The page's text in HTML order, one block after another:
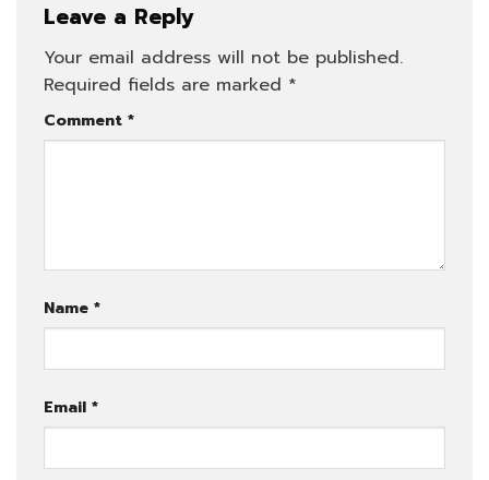
Leave a Reply
Your email address will not be published.
Required fields are marked *
Comment *
Name *
Email *